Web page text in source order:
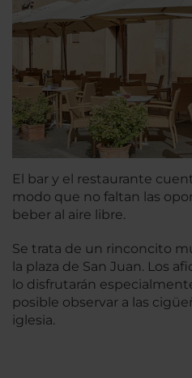
El bar y el restaurante
modo que no faltan las
beber al aire libre.
Se trata de un rinconcito
la plaza de San Juan. Los
lo disfrutarán
posible observar a las
iglesia.